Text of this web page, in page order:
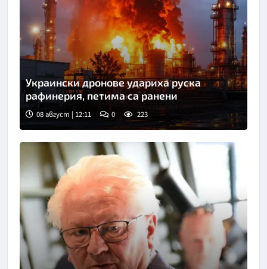
Украински дронове удариха руска
рафинерия, петима са ранени
08 август | 12:11 0 223